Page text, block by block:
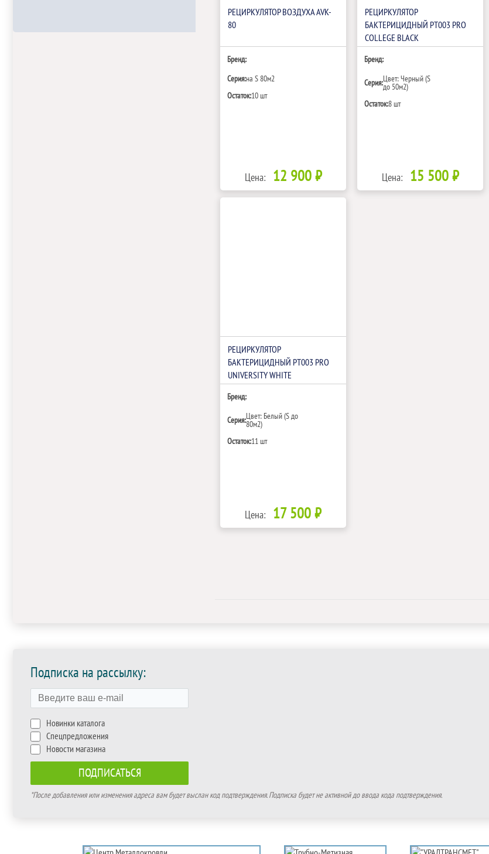
РЕЦИРКУЛЯТОР ВОЗДУХА AVK-
80
Бренд:
Серия:на S 80м2
Остаток:10 шт
Цена: 12 900 ₽
РЕЦИРКУЛЯТОР
БАКТЕРИЦИДНЫЙ РТ003 PRO
COLLEGE BLACK
Бренд:
Серия:Цвет: Черный (S
до 50м2)
Остаток:8 шт
Цена: 15 500 ₽
РЕЦИРКУЛЯТОР
БАКТЕРИЦИДНЫЙ РТ003 PRO
UNIVERSITY WHITE
Бренд:
Серия:Цвет: Белый (S до
80м2)
Остаток:11 шт
Цена: 17 500 ₽
Подписка на рассылку:
Новинки каталога
Спецпредложения
Новости магазина
*После добавления или изменения адреса вам будет выслан код подтверждения. Подписка будет не активной до ввода кода подтверждения.